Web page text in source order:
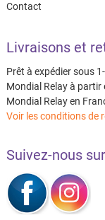
Contact
Livraisons et
Prêt à expédier sous
Mondial Relay à
Mondial Relay en
Voir les conditions de
Suivez-nous sur